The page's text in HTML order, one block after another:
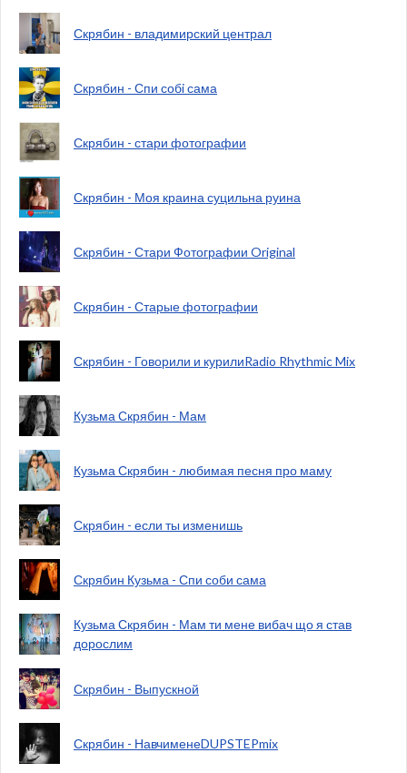
Скрябин - владимирский централ
Скрябин - Спи собi сама
Скрябин - стари фотографии
Скрябин - Моя краина суцильна руина
Скрябин - Стари Фотографии Original
Скрябин - Старые фотографии
Скрябин - Говорили и курилиRadio Rhythmic Mix
Кузьма Скрябин - Мам
Кузьма Скрябин - любимая песня про маму
Скрябин - если ты изменишь
Скрябин Кузьма - Спи соби сама
Кузьма Скрябин - Мам ти мене вибач що я став
дорослим
Скрябин - Выпускной
Скрябин - НавчименеDUPSTEPmix